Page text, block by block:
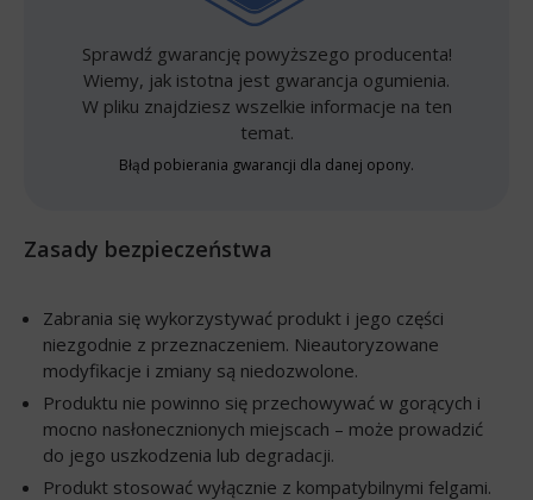
Sprawdź gwarancję powyższego producenta!
Wiemy, jak istotna jest gwarancja ogumienia.
W pliku znajdziesz wszelkie informacje na ten
temat.
Błąd pobierania gwarancji dla danej opony.
Zasady bezpieczeństwa
Zabrania się wykorzystywać produkt i jego części
niezgodnie z przeznaczeniem. Nieautoryzowane
modyfikacje i zmiany są niedozwolone.
Produktu nie powinno się przechowywać w gorących i
mocno nasłonecznionych miejscach – może prowadzić
do jego uszkodzenia lub degradacji.
Produkt stosować wyłącznie z kompatybilnymi felgami.